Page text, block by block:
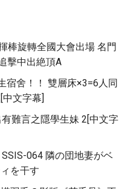
棒旋轉全國大會出場 名門
擊中出絶頂A
宿舍！！ 雙層床×3=6人同
文字幕]
難言之隱學生妹 2[中文字
SSIS-064 隣の団地妻がベ
を干す